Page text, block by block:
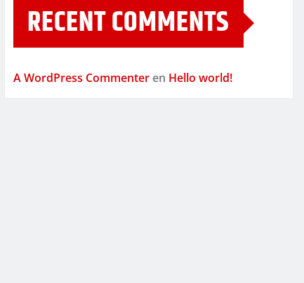
RECENT COMMENTS
A WordPress Commenter en Hello world!